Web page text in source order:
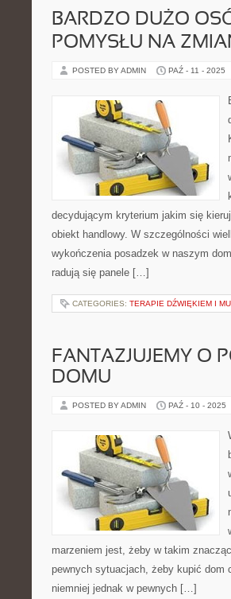
BARDZO DUŻO
POMYSŁU NA
POSTED BY ADMIN PAŹ - 11 - 2025
decydującym kryterium jakim się
obiekt handlowy. W szczególności
wykończenia posadzek w naszym
radują się panele […]
CATEGORIES: TERAPIE DŹWIĘKIEM I
FANTAZJUJEMY O
DOMU
POSTED BY ADMIN PAŹ - 10 - 2025
marzeniem jest, żeby w takim
pewnych sytuacjach, żeby kupić
niemniej jednak w pewnych […]